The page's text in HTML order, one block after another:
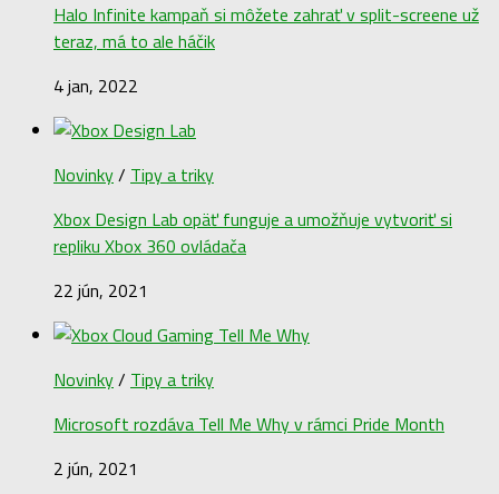
Halo Infinite kampaň si môžete zahrať v split-screene už
teraz, má to ale háčik
4 jan, 2022
Novinky/ Tipy a triky
Xbox Design Lab opäť funguje a umožňuje vytvoriť si
repliku Xbox 360 ovládača
22 jún, 2021
Novinky/ Tipy a triky
Microsoft rozdáva Tell Me Why v rámci Pride Month
2 jún, 2021